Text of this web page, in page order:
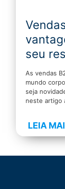
seu
As vendas
mundo
seja
neste artigo
LEIA